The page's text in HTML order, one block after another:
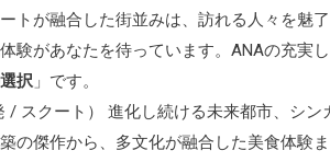
トが融合した街並みは、訪れる人々を魅
験があなたを待っています。ANAの充実
択 」です。
/ スクート） 進化し続ける未来都市、シ
の傑作から、多文化が融合した美食体験